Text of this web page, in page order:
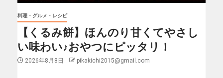
料理・グルメ・レシピ
【くるみ餅】ほんのり甘くてやさし
い味わい♪おやつにピッタリ！
2026年8月8日 pikakichi2015@gmail.com